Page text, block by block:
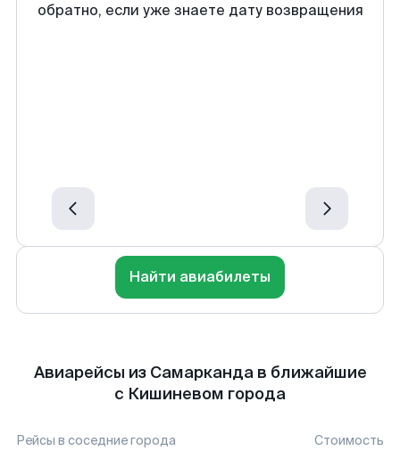
обратно, если уже знаете дату возвращения
Найти авиабилеты
Авиарейсы из Самарканда в ближайшие
с Кишиневом города
Рейсы в соседние города Стоимость